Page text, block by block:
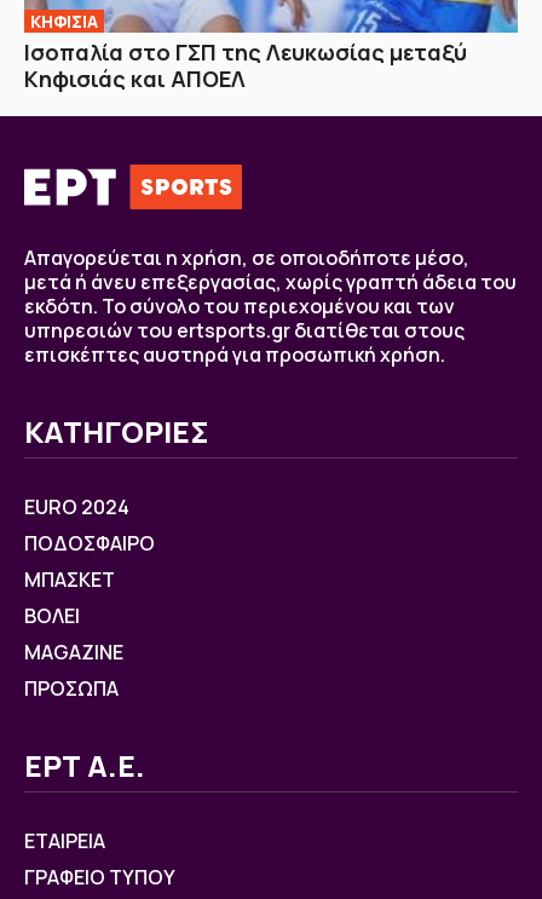
ΚΗΦΙΣΙΑ
Ισοπαλία στο ΓΣΠ της Λευκωσίας μεταξύ
Κηφισιάς και ΑΠΟΕΛ
Απαγορεύεται η χρήση, σε οποιοδήποτε μέσο,
μετά ή άνευ επεξεργασίας, χωρίς γραπτή άδεια του
εκδότη. Το σύνολο του περιεχομένου και των
υπηρεσιών του ertsports.gr διατίθεται στους
επισκέπτες αυστηρά για προσωπική χρήση.
ΚΑΤΗΓΟΡΙΕΣ
EURO 2024
ΠΟΔΟΣΦΑΙΡΟ
ΜΠΑΣΚΕΤ
ΒOΛΕΙ
MAGAZINE
ΠΡΟΣΩΠΑ
ΕΡΤ Α.Ε.
ΕΤΑΙΡΕΙΑ
ΓΡΑΦΕΙΟ ΤΥΠΟΥ